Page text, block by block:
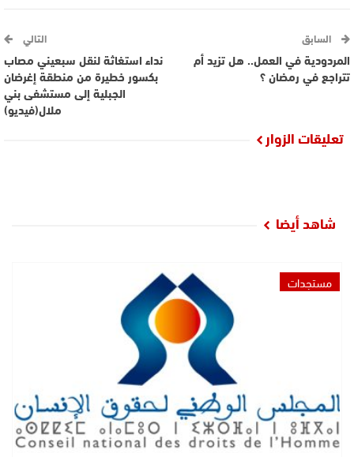
السابق
المردودية في العمل.. هل تزيد أم
تتراجع في رمضان ؟
التالي
نداء استغاثة لنقل سبعيني مصاب
بكسور خطيرة من منطقة إغرضان
الجبلية إلى مستشفى بني
ملال(فيديو)
تعليقات الزوار
شاهد أيضا
مستجدات